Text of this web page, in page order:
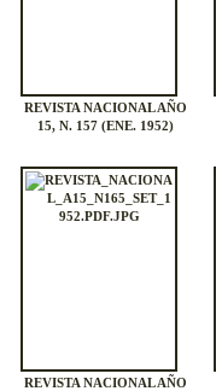
REVISTA NACIONAL AÑO
15, N. 157 (ENE. 1952)
REVISTA NACIONAL AÑO